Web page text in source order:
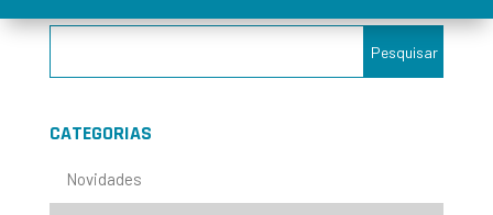
CATEGORIAS
Novidades